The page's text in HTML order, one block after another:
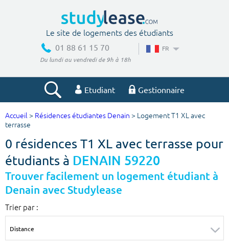
Le site de logements des étudiants
01 88 61 15 70
Du lundi au vendredi de 9h à 18h
FR
Etudiant Gestionnaire
Votre recherche
Ville, école
Budget min
€
Budget max
€
Surface min Surface max
Accueil > Résidences étudiantes Denain > Logement T1 XL avec
terrasse
0 résidences T1 XL avec terrasse pour
étudiants à DENAIN 59220
Trouver facilement un logement étudiant à
Denain avec Studylease
Trier par :